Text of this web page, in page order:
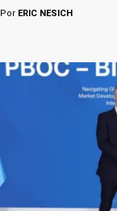
Por ERIC NESICH